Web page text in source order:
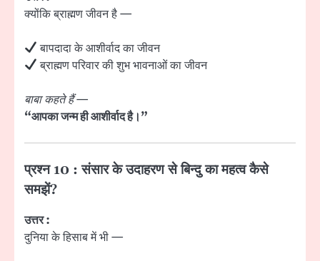
क्योंकि ब्राह्मण जीवन है —
बापदादा के आशीर्वाद का जीवन
ब्राह्मण परिवार की शुभ भावनाओं का जीवन
बाबा कहते हैं—
“आपका जन्म ही आशीर्वाद है।”
प्रश्न 10 : संसार के उदाहरण से बिन्दु का महत्व कैसे
समझें?
उत्तर :
दुनिया के हिसाब में भी —